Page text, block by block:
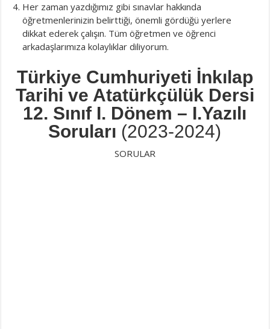
Her zaman yazdığımız gibi sınavlar hakkında
öğretmenlerinizin belirttiği, önemli gördüğü yerlere
dikkat ederek çalışın. Tüm öğretmen ve öğrenci
arkadaşlarımıza kolaylıklar diliyorum.
Türkiye Cumhuriyeti İnkılap
Tarihi ve Atatürkçülük Dersi
12. Sınıf I. Dönem – I.Yazılı
Soruları (2023-2024)
SORULAR